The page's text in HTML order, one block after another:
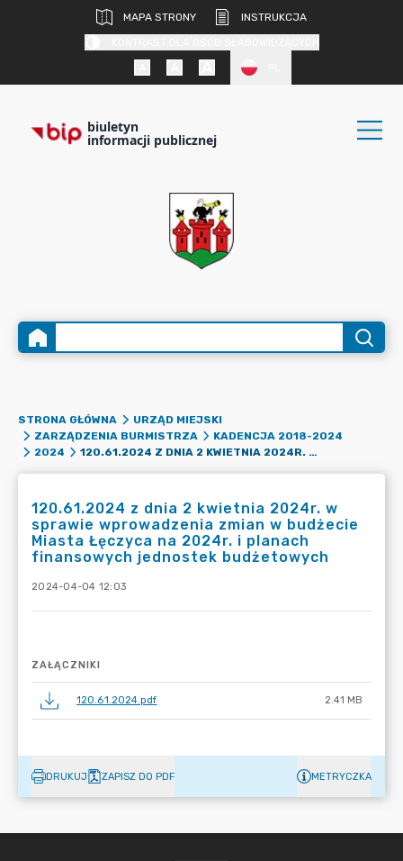
MAPA STRONY
INSTRUKCJA
biuletyn
informacji publicznej
STRONA GŁÓWNA
URZĄD MIEJSKI
ZARZĄDZENIA BURMISTRZA
KADENCJA 2018-2024
2024
120.61.2024 Z DNIA 2 KWIETNIA 2024R. W SPRAWIE WPROWADZENIA ZMIAN W BUDŻECIE MIASTA ŁĘCZYCA NA 2024R. I PLANACH FINANSOWYCH JEDNOSTEK BUDŻETOWYCH
120.61.2024 z dnia 2 kwietnia 2024r. w
sprawie wprowadzenia zmian w budżecie
Miasta Łęczyca na 2024r. i planach
finansowych jednostek budżetowych
2024-04-04 12:03
ZAŁĄCZNIKI
120.61.2024.pdf 2.41 MB
DRUKUJ ZAPISZ DO PDF METRYCZKA